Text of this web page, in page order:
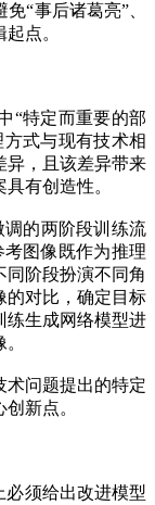
“事后诸葛亮”、
点。
“特定而重要的部
式与现有技术相
异，且该差异带来
有创造性。
的两阶段训练流
图像既作为推理
同阶段扮演不同角
的对比，确定目标
练生成网络模型进
术问题提出的特定
新点。
必须给出改进模型